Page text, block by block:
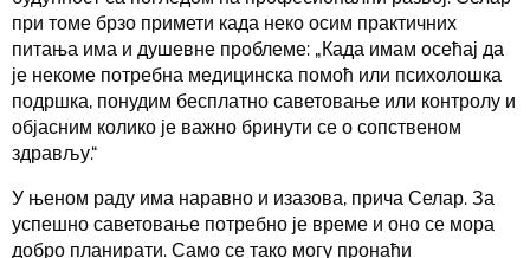
при томе брзо примети када неко осим практичних
питања има и душевне проблеме: „Када имам осећај да
је некоме потребна медицинска помоћ или психолошка
подршка, понудим бесплатно саветовање или контролу и
објасним колико је важно бринути се о сопственом
здрављу.“
У њеном раду има наравно и изазова, прича Селар. За
успешно саветовање потребно је време и оно се мора
добро планирати. Само се тако могу пронаћи